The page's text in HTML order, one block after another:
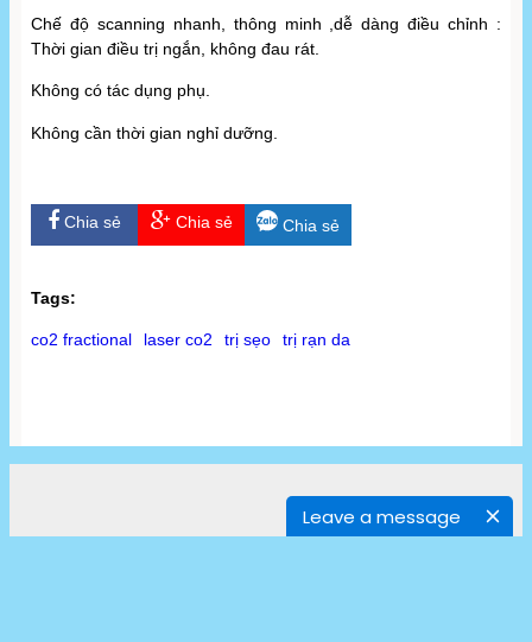
Leave a message
Chế độ scanning nhanh, thông minh ,dễ dàng điều chỉnh :
Thời gian điều trị ngắn, không đau rát.
Không có tác dụng phụ.
Không cần thời gian nghỉ dưỡng.
Chia sẻ Chia sẻ Chia sẻ
Tags:
co2 fractional laser co2 trị sẹo trị rạn da